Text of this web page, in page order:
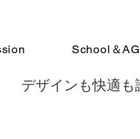
School＆
デザインも快適も